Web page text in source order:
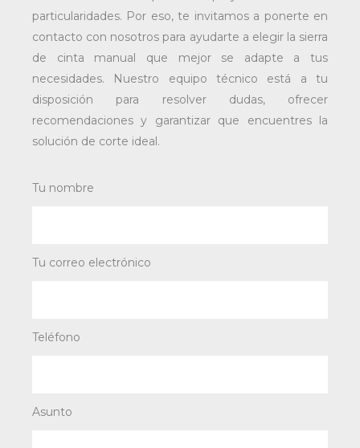
particularidades. Por eso, te invitamos a ponerte en
contacto con nosotros para ayudarte a elegir la sierra
de cinta manual que mejor se adapte a tus
necesidades. Nuestro equipo técnico está a tu
disposición para resolver dudas, ofrecer
recomendaciones y garantizar que encuentres la
solución de corte ideal.
Tu nombre
Tu correo electrónico
Teléfono
Asunto